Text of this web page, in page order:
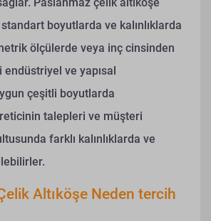
boyutlarda ve kalınlıklarda
ölçülerde veya inç cinsinden
ve yapısal
çeşitli boyutlarda
talepleri ve müşteri
farklı kalınlıklarda ve
Altıköşe Neden tercih